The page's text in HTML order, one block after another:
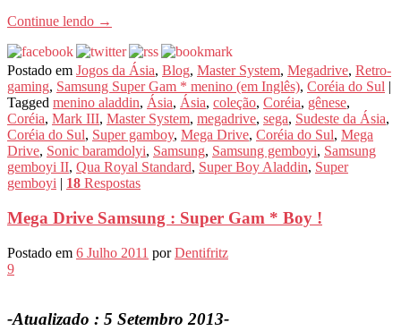
Continue lendo →
Postado em Jogos da Ásia, Blog, Master System, Megadrive, Retro-
gaming, Samsung Super Gam * menino (em Inglês), Coréia do Sul |
Tagged menino aladdin, Ásia, Ásia, coleção, Coréia, gênese,
Coréia, Mark III, Master System, megadrive, sega, Sudeste da Ásia,
Coréia do Sul, Super gamboy, Mega Drive, Coréia do Sul, Mega
Drive, Sonic baramdolyi, Samsung, Samsung gemboyi, Samsung
gemboyi II, Qua Royal Standard, Super Boy Aladdin, Super
gemboyi | 18 Respostas
Mega Drive Samsung : Super Gam * Boy !
Postado em 6 Julho 2011 porDentifritz
9
-Atualizado : 5 Setembro 2013-